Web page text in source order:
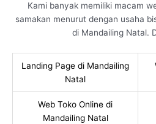
Kami banyak memiliki macam
samakan menurut dengan usaha
di Mandailing Natal.
Landing Page di Mandailing
Natal
Web Toko Online di
Mandailing Natal